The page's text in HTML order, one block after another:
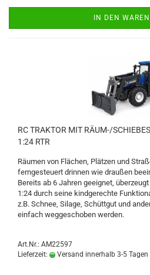
IN DEN
RC TRAKTOR MIT RÄUM-/
1:24 RTR
Räumen von Flächen, Plätzen und
ferngesteuert drinnen wie draußen
Bereits ab 6 Jahren geeignet,
1:24 durch seine kindgerechte
z.B. Schnee, Silage, Schüttgut und
einfach weggeschoben werden.
Art.Nr.: AM22597
Lieferzeit:
Versand innerhalb 3-5 Tagen